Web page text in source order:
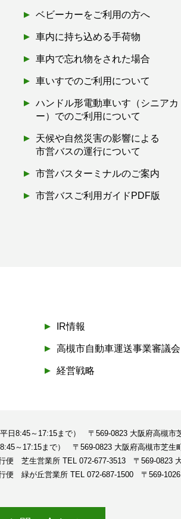
ベビーカーをご利用の方へ
車内に持ち込める手荷物
車内で忘れ物をされた場合
車いすでのご利用について
ハンドル形電動車いす（シニアカ
ー）でのご利用について
天候や自然災害の影響による
市営バスの運行について
市営バスターミナルのご案内
市営バスご利用ガイドPDF版
IR情報
高槻市自動車運送事業審議会
経営戦略
平日8:45～17:15まで）〒569-0823 大阪府高槻市
8:45～17:15まで）〒569-0823 大阪府高槻市芝生
行便 芝生営業所TEL 072-677-3513〒569-0823
行便 緑が丘営業所TEL 072-687-1500〒569-